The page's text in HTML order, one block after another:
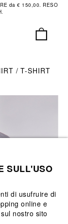
da € 150,00. RESO
T-SHIRT
SULL'USO
di usufruire di
online e
nostro sito